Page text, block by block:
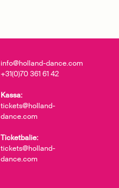
info@holland-dance.com
+31(0)70 361 61 42
Kassa:
tickets@holland-
dance.com
Ticketbalie:
tickets@holland-
dance.com